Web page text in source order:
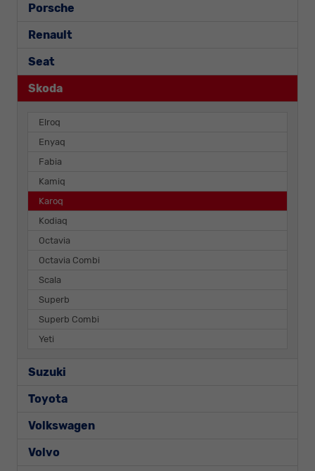
Porsche
Renault
Seat
Skoda
Elroq
Enyaq
Fabia
Kamiq
Karoq
Kodiaq
Octavia
Octavia Combi
Scala
Superb
Superb Combi
Yeti
Suzuki
Toyota
Volkswagen
Volvo